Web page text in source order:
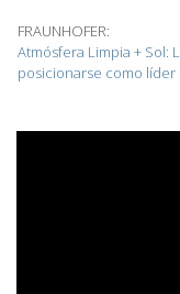
FRAUNHOFER:
Atmósfera Limpia + Sol:
posicionarse como